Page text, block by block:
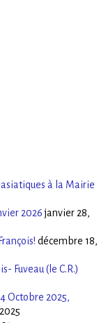
à la Mairie
2026 janvier 28,
décembre 18,
Fuveau (le C.R.)
Octobre 2025,